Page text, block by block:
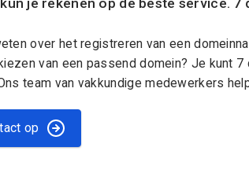
over het registreren van een
van een passend domein? Je kunt 7
team van vakkundige medewerkers
op